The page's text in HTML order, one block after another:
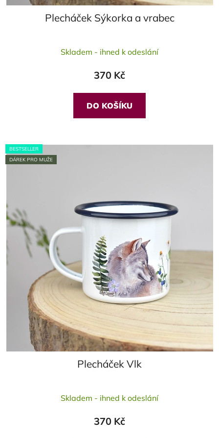
Plecháček Sýkorka a vrabec
hodnocení
je
5,0
z
5
Skladem - ihned k odeslání
370 Kč
DO KOŠÍKU
BESTSELLER
DÁREK PRO MUŽE
Plecháček Vlk
hodnocení
je
Skladem - ihned k odeslání
370 Kč